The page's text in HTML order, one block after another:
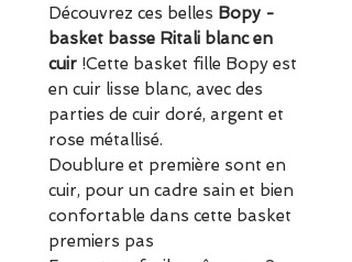
Découvrez ces belles Bopy -
basket basse Ritali blanc en
cuir !Cette basket fille Bopy est
en cuir lisse blanc, avec des
parties de cuir doré, argent et
rose métallisé.
Doublure et première sont en
cuir, pour un cadre sain et bien
confortable dans cette basket
premiers pas